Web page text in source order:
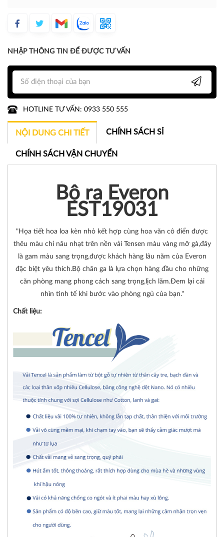
NHẬP THÔNG TIN ĐỂ ĐƯỢC TƯ VẤN
HOTLINE TƯ VẤN: 0933 550 555
NỘI DUNG CHI TIẾT CHÍNH SÁCH SỈ
CHÍNH SÁCH VẬN CHUYỂN
Bộ ra Everon
EST19031
"Họa tiết hoa loa kèn nhỏ kết hợp cùng hoa văn cô điển được
thêu màu chỉ nâu nhạt trên nền vải Tensen màu vàng mỡ gà,đây
là gam màu sang trọng,được khách hàng lâu năm của Everon
đặc biệt yêu thích.Bộ chăn ga là lựa chọn hàng đầu cho những
căn phòng mang phong cách sang trọng,lịch lãm.Đem lại cái
nhìn tinh tế khi bước vào phòng ngủ của bạn."
Chất liệu: